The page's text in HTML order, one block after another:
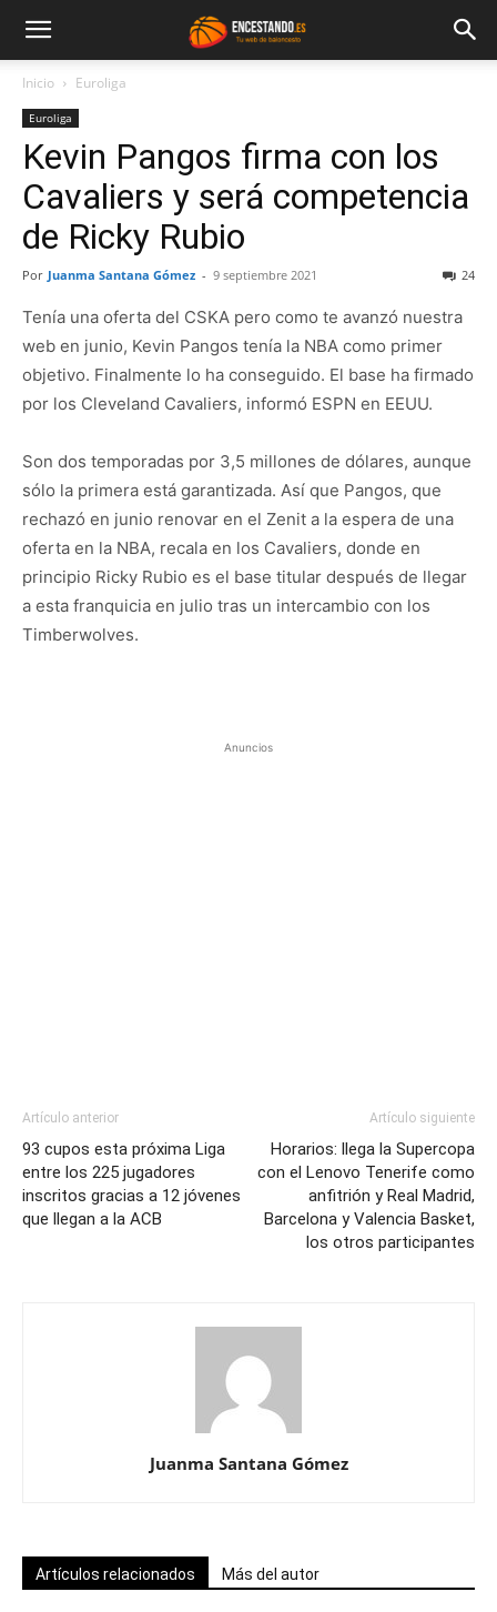
Inicio Euroliga
Euroliga
Kevin Pangos firma con los
Cavaliers y será competencia
de Ricky Rubio
Por Juanma Santana Gómez - 9 septiembre 2021 24
Tenía una oferta del CSKA pero como te avanzó nuestra
web en junio, Kevin Pangos tenía la NBA como primer
objetivo. Finalmente lo ha conseguido. El base ha firmado
por los Cleveland Cavaliers, informó ESPN en EEUU.
Son dos temporadas por 3,5 millones de dólares, aunque
sólo la primera está garantizada. Así que Pangos, que
rechazó en junio renovar en el Zenit a la espera de una
oferta en la NBA, recala en los Cavaliers, donde en
principio Ricky Rubio es el base titular después de llegar
a esta franquicia en julio tras un intercambio con los
Timberwolves.
Anuncios
Artículo anterior
93 cupos esta próxima Liga
entre los 225 jugadores
inscritos gracias a 12 jóvenes
que llegan a la ACB
Artículo siguiente
Horarios: llega la Supercopa
con el Lenovo Tenerife como
anfitrión y Real Madrid,
Barcelona y Valencia Basket,
los otros participantes
Juanma Santana Gómez
Artículos relacionados Más del autor